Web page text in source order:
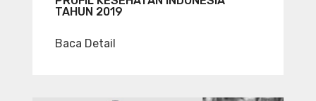
TAHUN 2019
Baca Detail